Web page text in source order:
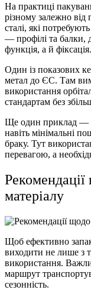
На практиці
різному залежно від
сталі, які
— профілі та балки,
функція, а й фіксація.
Один із показових
метал до ЄС. Там
використання
стандартам без
Ще один приклад —
навіть мінімальні
браку. Тут
перевагою, а
матеріалу
Щоб ефективно
виходити не лише з
використання.
маршрут
сезонність.